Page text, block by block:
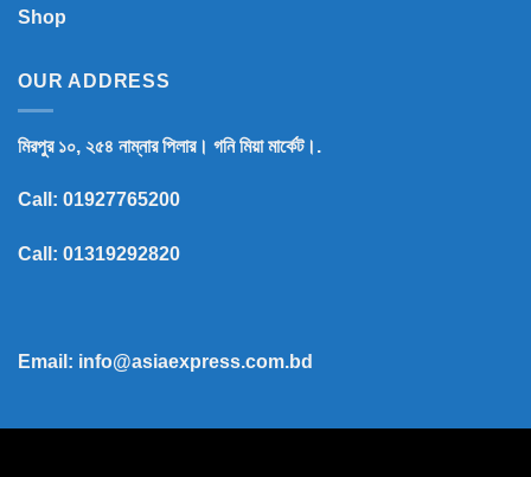
Shop
OUR ADDRESS
মিরপুর ১০, ২৫৪ নাম্নার পিলার। গনি মিয়া মার্কেট।.
Call: 01927765200
Call: 01319292820
Email: info@asiaexpress.com.bd